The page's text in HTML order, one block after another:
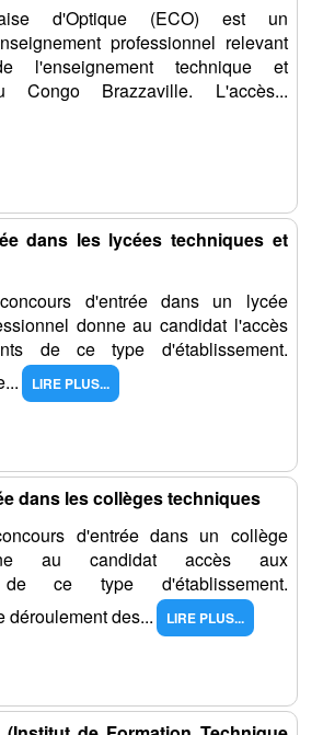
d'Optique (ECO) est un
professionnel relevant
l'enseignement technique et
Congo Brazzaville. L'accès...
dans les lycées techniques et
d'entrée dans un lycée
donne au candidat l'accès
de ce type d'établissement.
LIRE PLUS...
dans les collèges techniques
d'entrée dans un collège
au candidat accès aux
de ce type d'établissement.
déroulement des...
LIRE PLUS...